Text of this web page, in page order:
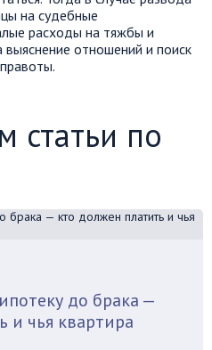
на судебные
расходы на тяжбы и
отношений и поиск
статьи по
до брака —
и чья квартира